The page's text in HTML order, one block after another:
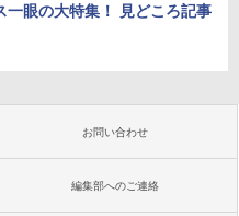
一眼の大特集！ 見どころ記事
お問い合わせ
編集部へのご連絡